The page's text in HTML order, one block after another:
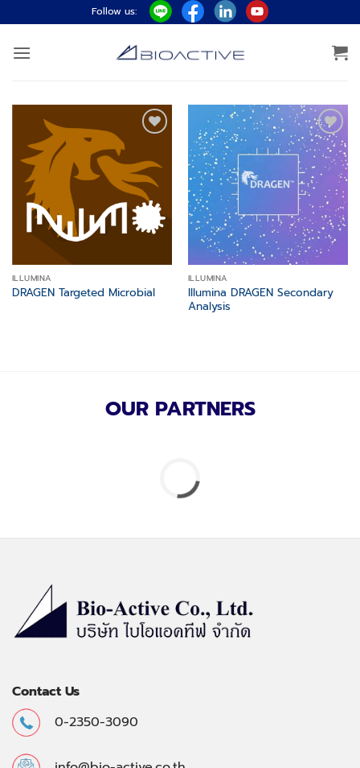
ไป
ยัง
Follow us:
ILLUMINA
DRAGEN Targeted Microbial
Add to
wishlist
ILLUMINA
Illumina DRAGEN Secondary
Analysis
OUR PARTNERS
Contact Us
0-2350-3090